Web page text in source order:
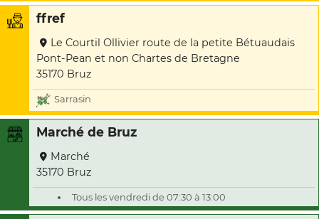
ffref
Le Courtil Ollivier route de la petite Bétuaudais
Pont-Pean et non Chartes de Bretagne
35170 Bruz
Sarrasin
Marché de Bruz
Marché
35170 Bruz
Tous les vendredi de 07:30 à 13:00